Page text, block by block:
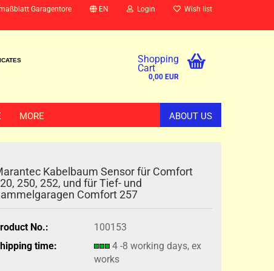
Garagentore EN Login Wish list
Shopping
Cart
0,00 EUR
ABOUT US
MORE
Kabelbaum Sensor für Comfort
250, 252, und für Tief- und
Comfort 257
No.:
100153
time:
4 -8 working days, ex
works